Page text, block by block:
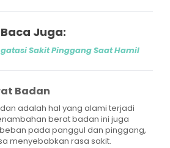
Baca Juga:
Sakit Pinggang Saat Hamil
Badan
adalah hal yang alami terjadi
berat badan ini juga
pada panggul dan pinggang,
menyebabkan rasa sakit.